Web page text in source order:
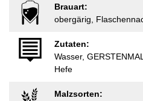
Brauart:
obergärig,
Zutaten:
Wasser,
Hefe
Malzsorten: